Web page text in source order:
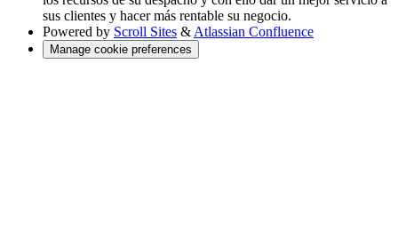
sus clientes y hacer más rentable su negocio.
Powered by Scroll Sites &Atlassian Confluence
Manage cookie preferences